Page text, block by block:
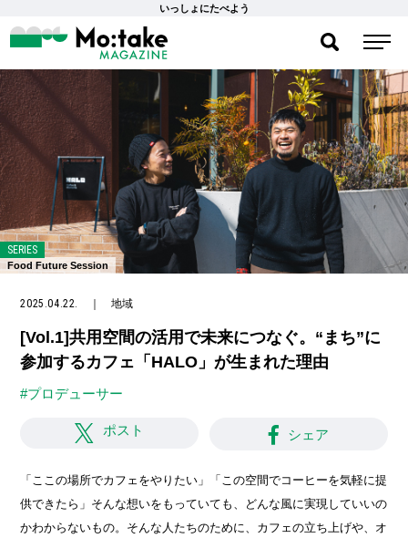
いっしょにたべよう
SERIES
Food Future Session
2025.04.22. ｜地域
[Vol.1]共用空間の活用で未来につなぐ。“まち”に
参加するカフェ「HALO」が生まれた理由
#プロデューサー
ポスト シェア
「ここの場所でカフェをやりたい」「この空間でコーヒーを気軽に提
供できたら」そんな想いをもっていても、どんな風に実現していいの
かわからないもの。そんな人たちのために、カフェの立ち上げや、オ